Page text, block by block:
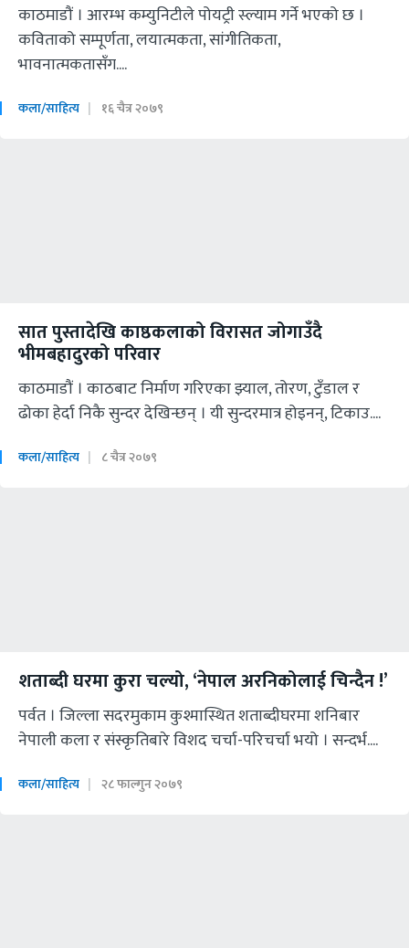
काठमाडौं । आरम्भ कम्युनिटीले पोयट्री स्ल्याम गर्ने भएको छ ।
कविताको सम्पूर्णता, लयात्मकता, सांगीतिकता,
भावनात्मकतासँग....
कला/साहित्य १६ चैत्र २०७९
सात पुस्तादेखि काष्ठकलाको विरासत जोगाउँदै
भीमबहादुरको परिवार
काठमाडौं । काठबाट निर्माण गरिएका झ्याल, तोरण, टुँडाल र
ढोका हेर्दा निकै सुन्दर देखिन्छन् । यी सुन्दरमात्र होइनन्, टिकाउ....
कला/साहित्य ८ चैत्र २०७९
शताब्दी घरमा कुरा चल्यो, ‘नेपाल अरनिकोलाई चिन्दैन !’
पर्वत । जिल्ला सदरमुकाम कुश्मास्थित शताब्दीघरमा शनिबार
नेपाली कला र संस्कृतिबारे विशद चर्चा-परिचर्चा भयो । सन्दर्भ....
कला/साहित्य २८ फाल्गुन २०७९